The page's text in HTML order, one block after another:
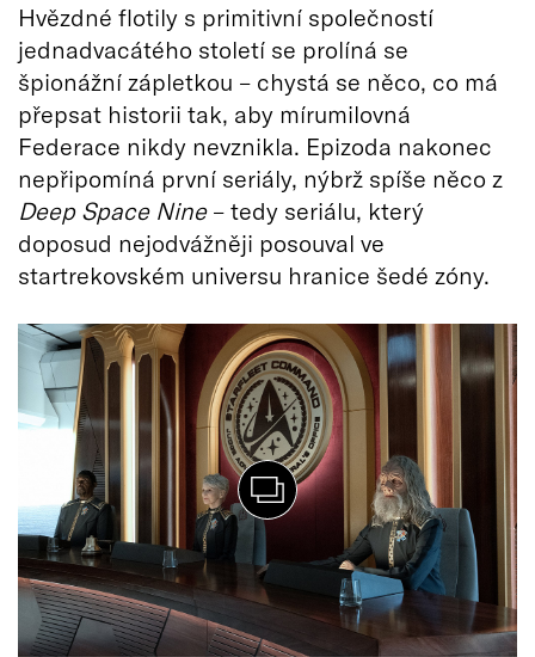
Hvězdné flotily s primitivní společností
jednadvacátého století se prolíná se
špionážní zápletkou – chystá se něco, co má
přepsat historii tak, aby mírumilovná
Federace nikdy nevznikla. Epizoda nakonec
nepřipomíná první seriály, nýbrž spíše něco z
Deep Space Nine– tedy seriálu, který
doposud nejodvážněji posouval ve
startrekovském universu hranice šedé zóny.